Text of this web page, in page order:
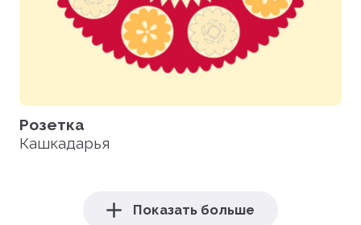
Розетка
Кашкадарья
Показать больше